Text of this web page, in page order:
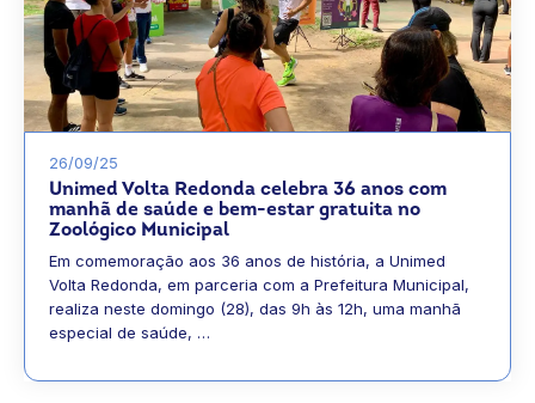
26/09/25
Unimed Volta Redonda celebra 36 anos com
manhã de saúde e bem-estar gratuita no
Zoológico Municipal
Em comemoração aos 36 anos de história, a Unimed
Volta Redonda, em parceria com a Prefeitura Municipal,
realiza neste domingo (28), das 9h às 12h, uma manhã
especial de saúde, …